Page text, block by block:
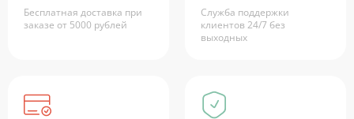
Бесплатная доставка при
заказе от 5000 рублей
Служба поддержки
клиентов 24/7 без
выходных